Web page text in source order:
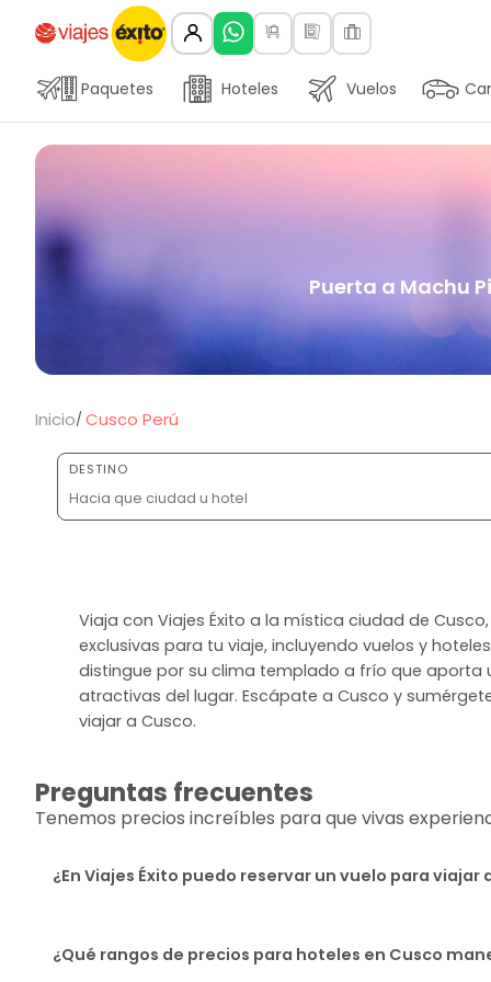
Paquetes Hoteles Vuelos
Puerta a Machu
Inicio Cusco Perú
DESTINO
Viaja con Viajes Éxito a la mística ciudad de
exclusivas para tu viaje, incluyendo vuelos y
distingue por su clima templado a frío que aporta
atractivas del lugar. Escápate a Cusco y
viajar a Cusco.
Preguntas frecuentes
Tenemos precios increíbles para que vivas
¿En Viajes Éxito puedo reservar un vuelo para viajar
¿Qué rangos de precios para hoteles en Cusco